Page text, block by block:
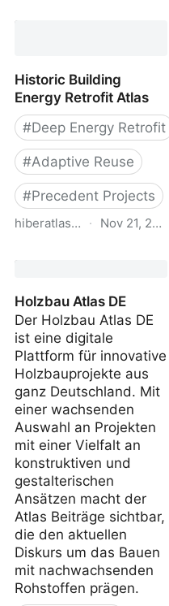
Historic Building
Energy Retrofit Atlas
#Deep Energy Retrofit
#Adaptive Reuse
#Precedent Projects
hiberatlas.eurac.edu
· Nov 21, 2025
Holzbau Atlas DE
Der Holzbau Atlas DE
ist eine digitale
Plattform für innovative
Holzbauprojekte aus
ganz Deutschland. Mit
einer wachsenden
Auswahl an Projekten
mit einer Vielfalt an
konstruktiven und
gestalterischen
Ansätzen macht der
Atlas Beiträge sichtbar,
die den aktuellen
Diskurs um das Bauen
mit nachwachsenden
Rohstoffen prägen.